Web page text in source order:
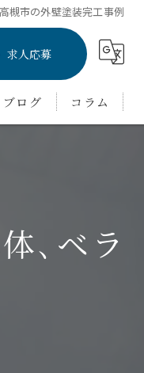
槻市の外壁塗装完工事例
求人応募
ブログ コラム
､ベラ